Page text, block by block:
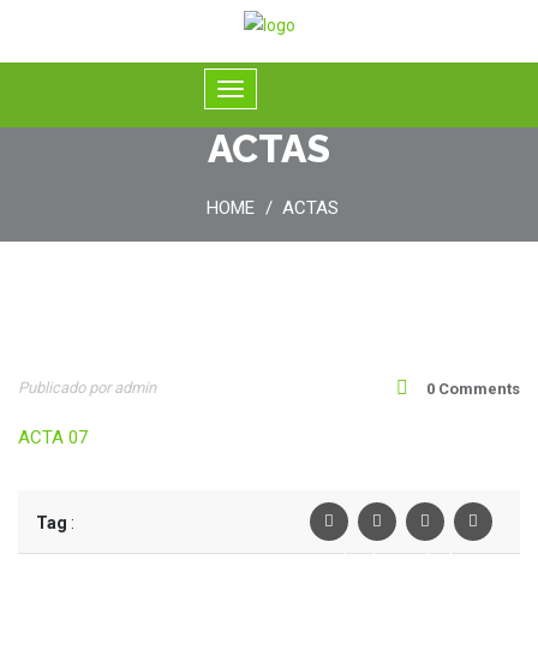
ACTAS
HOME ACTAS
23
Oct
Publicado por admin 0 Comments
ACTA 07
Tag :
FacebookTwiter LinkedinPinterest